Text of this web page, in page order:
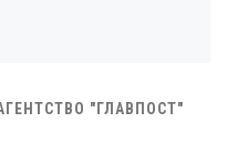
"ГЛАВПОСТ"